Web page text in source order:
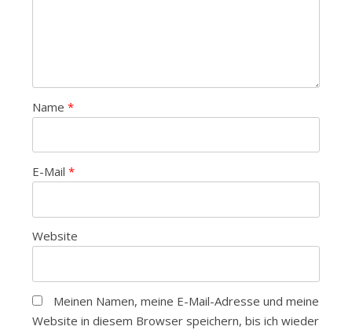
Name *
E-Mail *
Website
Meinen Namen, meine E-Mail-Adresse und meine
Website in diesem Browser speichern, bis ich wieder